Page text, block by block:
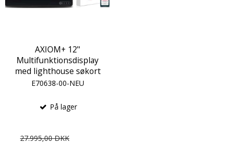
AXIOM+ 12"
Multifunktionsdisplay
med lighthouse søkort
E70638-00-NEU
På lager
27.995,00 DKK